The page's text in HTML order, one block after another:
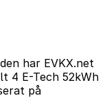
har EVKX.net
4 E-Tech 52kWh
på